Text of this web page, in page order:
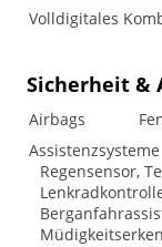
Volldigitales
Sicherheit &
Airbags
Assistenzsysteme
Regensensor,